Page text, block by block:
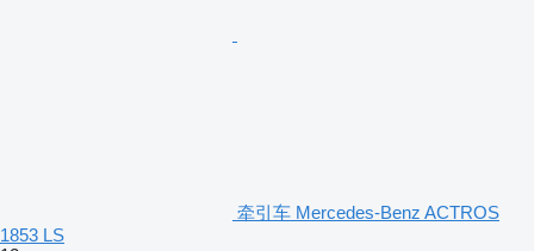
牵引车 Mercedes-Benz ACTROS
1853 LS